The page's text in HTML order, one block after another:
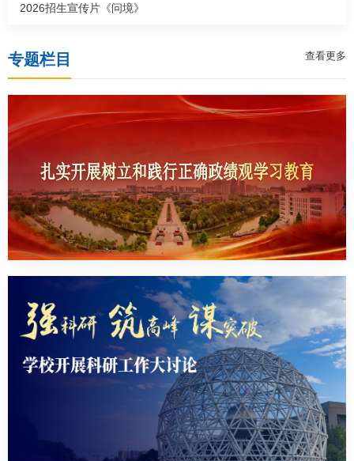
2026招生宣传片《问境》
专题栏目 查看更多